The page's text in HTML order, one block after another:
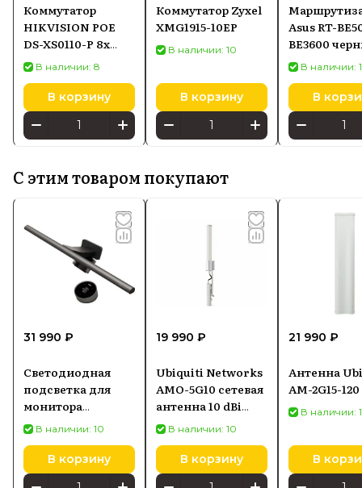
Коммутатор
HIKVISION POE
DS-XS0110-P 8x
POE + 2x UPLINK
10/100 Мбит/с
В наличии: 8
В корзину
Коммутатор Zyxel
XMG1915-10EP
В наличии: 10
В корзину
Asus RT-
BE3600
В наличии:
В
С этим товаром покупают
31 990 ₽
Светодиодная
подсветка для
монитора
SCREENBAR HALO
2
В наличии: 10
В корзину
19 990 ₽
Ubiquiti Networks
AMO-5G10 сетевая
антенна 10 dBi
Секторная
антенна
В наличии: 10
В корзину
21 990 ₽
Антенна
AM-2G15-120
В наличии:
В